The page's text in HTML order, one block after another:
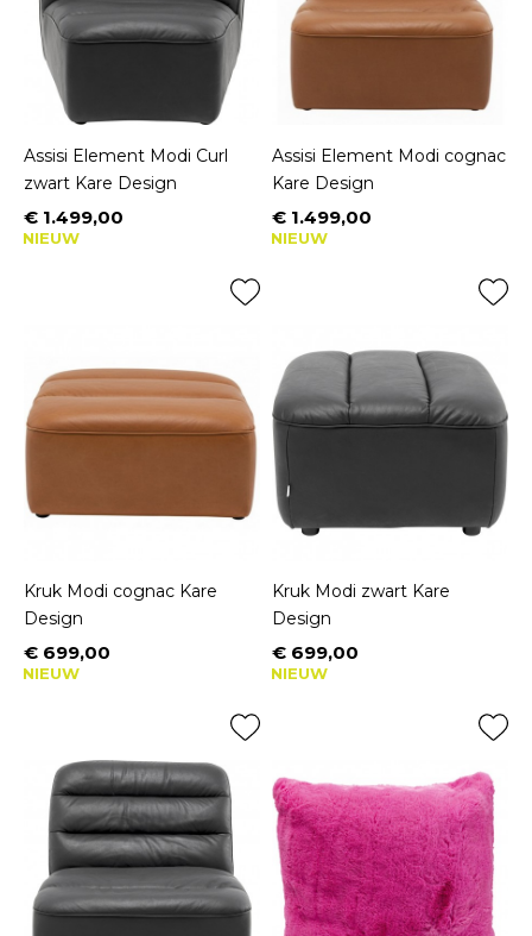
Assisi Element Modi Curl
zwart Kare Design
Prijs
€ 1.499,00
NIEUW
Assisi Element Modi cognac
Kare Design
Prijs
€ 1.499,00
NIEUW
Kruk Modi cognac Kare
Design
Prijs
€ 699,00
NIEUW
Kruk Modi zwart Kare
Design
Prijs
€ 699,00
NIEUW